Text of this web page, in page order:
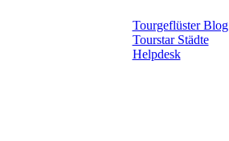
Tourgeflüster Blog
Tourstar Städte
Helpdesk